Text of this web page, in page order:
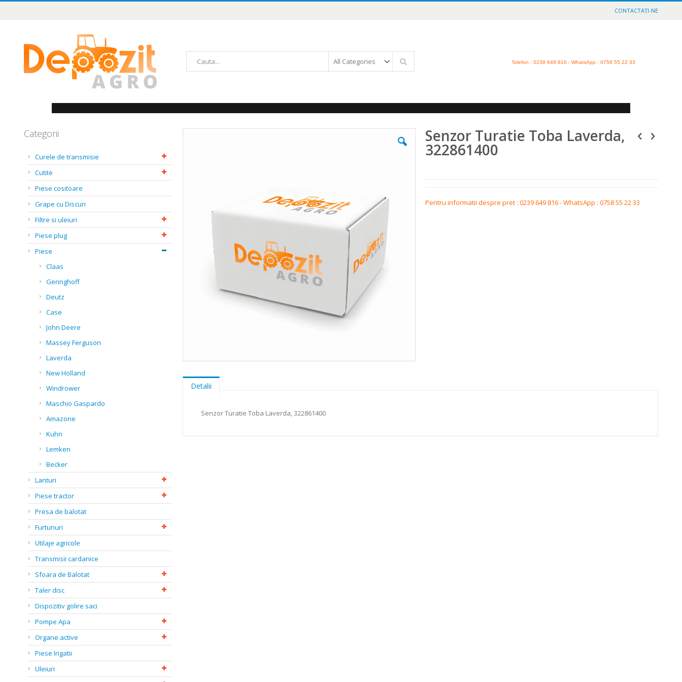
CONTACTAȚI-NE
Căutare
Telefon : 0239 649 816 - WhatsApp : 0758 55 22 33
to
the
Senzor Turatie Toba Laverda,
322861400
Pentru informatii despre pret : 0239 649 816 - WhatsApp : 0758 55 22 33
Detalii
Senzor Turatie Toba Laverda, 322861400
Categorii
Curele de transmisie
Cutite
Piese cositoare
Grape cu Discuri
Filtre si uleiuri
Piese plug
Piese
Claas
Geringhoff
Deutz
Case
John Deere
Massey Ferguson
Laverda
New Holland
Windrower
Maschio Gaspardo
Amazone
Kuhn
Lemken
Becker
Lanturi
Piese tractor
Presa de balotat
Furtunuri
Utilaje agricole
Transmisii cardanice
Sfoara de Balotat
Taler disc
Dispozitiv golire saci
Pompe Apa
Organe active
Piese Irigatii
Uleiuri